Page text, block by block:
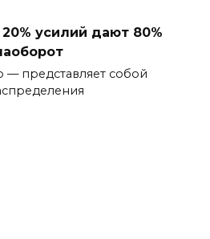
усилий дают 80%
представляет собой